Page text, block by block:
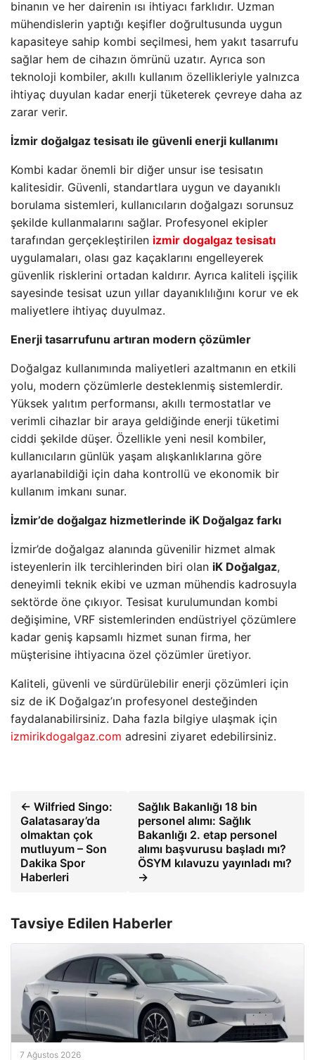
binanın ve her dairenin ısı ihtiyacı farklıdır. Uzman
mühendislerin yaptığı keşifler doğrultusunda uygun
kapasiteye sahip kombi seçilmesi, hem yakıt tasarrufu
sağlar hem de cihazın ömrünü uzatır. Ayrıca son
teknoloji kombiler, akıllı kullanım özellikleriyle yalnızca
ihtiyaç duyulan kadar enerji tüketerek çevreye daha az
zarar verir.
İzmir doğalgaz tesisatı ile güvenli enerji kullanımı
Kombi kadar önemli bir diğer unsur ise tesisatın
kalitesidir. Güvenli, standartlara uygun ve dayanıklı
borulama sistemleri, kullanıcıların doğalgazı sorunsuz
şekilde kullanmalarını sağlar. Profesyonel ekipler
tarafından gerçekleştirilen izmir dogalgaz tesisatı
uygulamaları, olası gaz kaçaklarını engelleyerek
güvenlik risklerini ortadan kaldırır. Ayrıca kaliteli işçilik
sayesinde tesisat uzun yıllar dayanıklılığını korur ve ek
maliyetlere ihtiyaç duyulmaz.
Enerji tasarrufunu artıran modern çözümler
Doğalgaz kullanımında maliyetleri azaltmanın en etkili
yolu, modern çözümlerle desteklenmiş sistemlerdir.
Yüksek yalıtım performansı, akıllı termostatlar ve
verimli cihazlar bir araya geldiğinde enerji tüketimi
ciddi şekilde düşer. Özellikle yeni nesil kombiler,
kullanıcıların günlük yaşam alışkanlıklarına göre
ayarlanabildiği için daha kontrollü ve ekonomik bir
kullanım imkanı sunar.
İzmir’de doğalgaz hizmetlerinde iK Doğalgaz farkı
İzmir’de doğalgaz alanında güvenilir hizmet almak
isteyenlerin ilk tercihlerinden biri olan iK Doğalgaz,
deneyimli teknik ekibi ve uzman mühendis kadrosuyla
sektörde öne çıkıyor. Tesisat kurulumundan kombi
değişimine, VRF sistemlerinden endüstriyel çözümlere
kadar geniş kapsamlı hizmet sunan firma, her
müşterisine ihtiyacına özel çözümler üretiyor.
Kaliteli, güvenli ve sürdürülebilir enerji çözümleri için
siz de iK Doğalgaz’ın profesyonel desteğinden
faydalanabilirsiniz. Daha fazla bilgiye ulaşmak için
izmirikdogalgaz.com adresini ziyaret edebilirsiniz.
← Wilfried Singo:
Galatasaray’da
olmaktan çok
mutluyum – Son
Dakika Spor
Haberleri
Sağlık Bakanlığı 18 bin
personel alımı: Sağlık
Bakanlığı 2. etap personel
alımı başvurusu başladı mı?
ÖSYM kılavuzu yayınladı mı?
→
Tavsiye Edilen Haberler
7 Ağustos 2026